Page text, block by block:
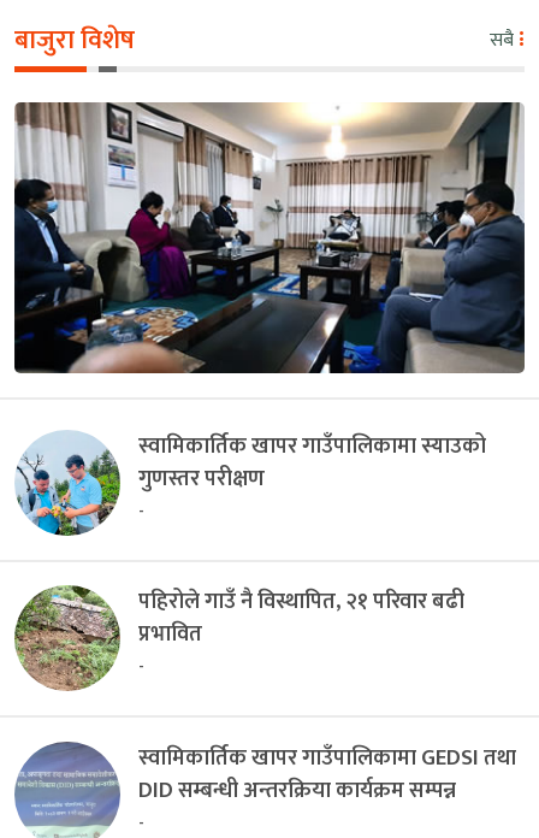
बाजुरा विशेष सबै
स्वामिकार्तिक खापर गाउँपालिकामा स्याउको
गुणस्तर परीक्षण
-
पहिरोले गाउँ नै विस्थापित, २१ परिवार बढी
प्रभावित
-
स्वामिकार्तिक खापर गाउँपालिकामा GEDSI तथा
DID सम्बन्धी अन्तरक्रिया कार्यक्रम सम्पन्न
-